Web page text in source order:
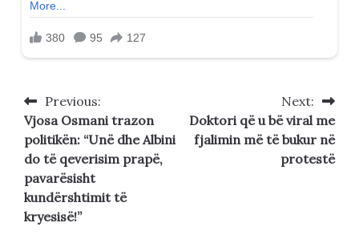
Post
navigation
Previous:
Vjosa Osmani trazon
politikën: “Unë dhe Albini
do të qeverisim prapë,
pavarësisht
kundërshtimit të
kryesisë!”
Next:
Doktori që u bë viral me
fjalimin më të bukur në
protestë